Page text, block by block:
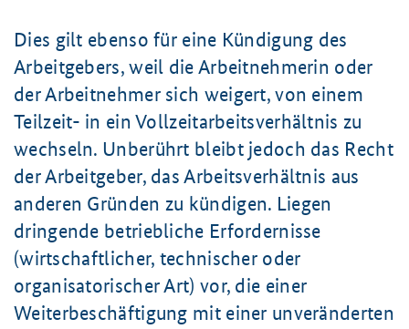
Dies gilt ebenso für eine Kündigung des
Arbeitgebers, weil die Arbeitnehmerin oder
der Arbeitnehmer sich weigert, von einem
Teilzeit- in ein Vollzeitarbeitsverhältnis zu
wechseln. Unberührt bleibt jedoch das Recht
der Arbeitgeber, das Arbeitsverhältnis aus
anderen Gründen zu kündigen. Liegen
dringende betriebliche Erfordernisse
(wirtschaftlicher, technischer oder
organisatorischer Art) vor, die einer
Weiterbeschäftigung mit einer unveränderten